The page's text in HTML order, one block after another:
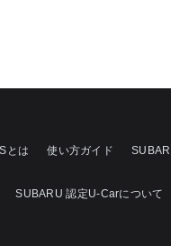
とは 使い方ガイド
SUBARU 認定U-Carについて